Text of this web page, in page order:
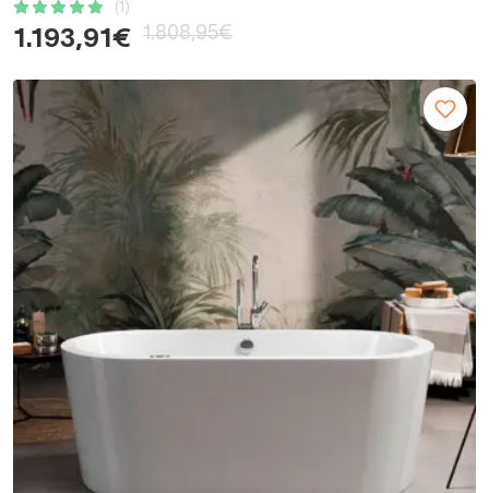
(1)
1.193,91€ 1.808,95€